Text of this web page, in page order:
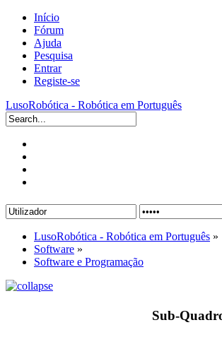
Início
Fórum
Ajuda
Pesquisa
Entrar
Registe-se
LusoRobótica - Robótica em Português
LusoRobótica - Robótica em Português »
Software »
Software e Programação
Sub-